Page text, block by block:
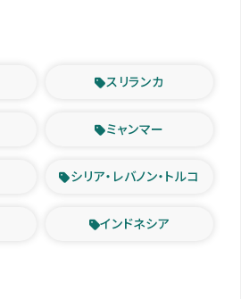
スリランカ
ミャンマー
シリア・レバノン・トルコ
インドネシア